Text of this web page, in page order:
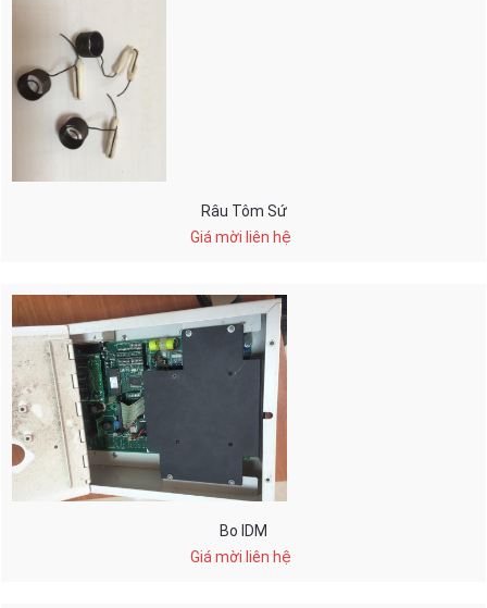
Râu Tôm Sứ
Giá mời liên hệ
Bo IDM
Giá mời liên hệ